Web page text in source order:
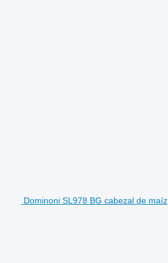
Dominoni SL978 BG cabezal de maíz